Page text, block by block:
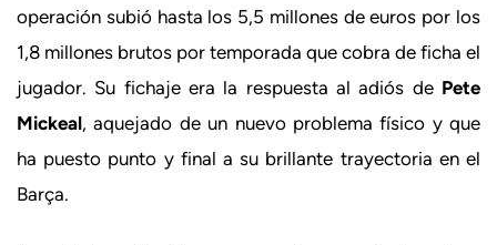
operación subió hasta los 5,5 millones de euros por los
1,8 millones brutos por temporada que cobra de ficha el
jugador. Su fichaje era la respuesta al adiós de Pete
Mickeal, aquejado de un nuevo problema físico y que
ha puesto punto y final a su brillante trayectoria en el
Barça.